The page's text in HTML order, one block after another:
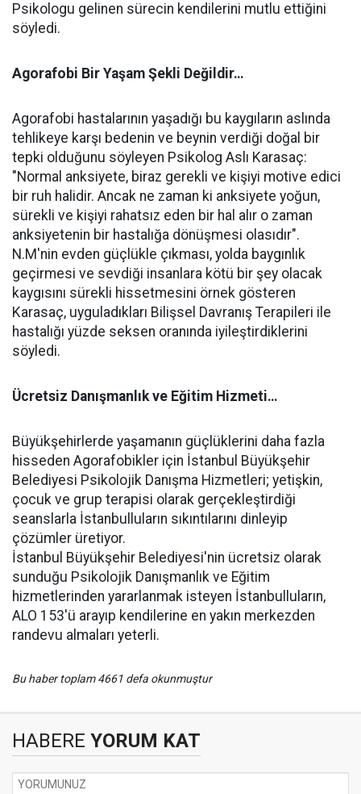
Psikologu gelinen sürecin kendilerini mutlu ettiğini
söyledi.
Agorafobi Bir Yaşam Şekli Değildir…
Agorafobi hastalarının yaşadığı bu kaygıların aslında
tehlikeye karşı bedenin ve beynin verdiği doğal bir
tepki olduğunu söyleyen Psikolog Aslı Karasaç:
"Normal anksiyete, biraz gerekli ve kişiyi motive edici
bir ruh halidir. Ancak ne zaman ki anksiyete yoğun,
sürekli ve kişiyi rahatsız eden bir hal alır o zaman
anksiyetenin bir hastalığa dönüşmesi olasıdır".
N.M'nin evden güçlükle çıkması, yolda baygınlık
geçirmesi ve sevdiği insanlara kötü bir şey olacak
kaygısını sürekli hissetmesini örnek gösteren
Karasaç, uyguladıkları Bilişsel Davranış Terapileri ile
hastalığı yüzde seksen oranında iyileştirdiklerini
söyledi.
Ücretsiz Danışmanlık ve Eğitim Hizmeti…
Büyükşehirlerde yaşamanın güçlüklerini daha fazla
hisseden Agorafobikler için İstanbul Büyükşehir
Belediyesi Psikolojik Danışma Hizmetleri; yetişkin,
çocuk ve grup terapisi olarak gerçekleştirdiği
seanslarla İstanbulluların sıkıntılarını dinleyip
çözümler üretiyor.
İstanbul Büyükşehir Belediyesi'nin ücretsiz olarak
sunduğu Psikolojik Danışmanlık ve Eğitim
hizmetlerinden yararlanmak isteyen İstanbulluların,
ALO 153'ü arayıp kendilerine en yakın merkezden
randevu almaları yeterli.
Bu haber toplam 4661 defa okunmuştur
HABERE YORUM KAT